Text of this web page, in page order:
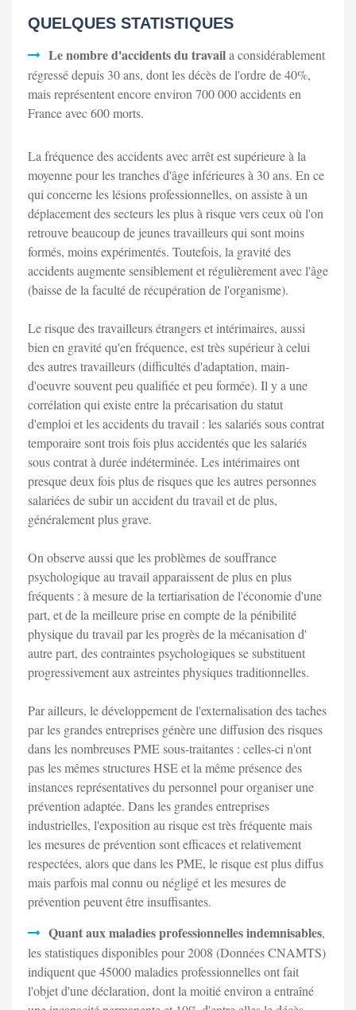
QUELQUES STATISTIQUES
Le nombre d'accidents du travaila considérablement
régressé depuis 30 ans, dont les décès de l'ordre de 40%,
mais représentent encore environ 700 000 accidents en
France avec 600 morts.
La fréquence des accidents avec arrêt est supérieure à la
moyenne pour les tranches d'âge inférieures à 30 ans. En ce
qui concerne les lésions professionnelles, on assiste à un
déplacement des secteurs les plus à risque vers ceux où l'on
retrouve beaucoup de jeunes travailleurs qui sont moins
formés, moins expérimentés. Toutefois, la gravité des
accidents augmente sensiblement et régulièrement avec l'âge
(baisse de la faculté de récupération de l'organisme).
Le risque des travailleurs étrangers et intérimaires, aussi
bien en gravité qu'en fréquence, est très supérieur à celui
des autres travailleurs (difficultés d'adaptation, main-
d'oeuvre souvent peu qualifiée et peu formée). Il y a une
corrélation qui existe entre la précarisation du statut
d'emploi et les accidents du travail : les salariés sous contrat
temporaire sont trois fois plus accidentés que les salariés
sous contrat à durée indéterminée. Les intérimaires ont
presque deux fois plus de risques que les autres personnes
salariées de subir un accident du travail et de plus,
généralement plus grave.
On observe aussi que les problèmes de souffrance
psychologique au travail apparaissent de plus en plus
fréquents : à mesure de la tertiarisation de l'économie d'une
part, et de la meilleure prise en compte de la pénibilité
physique du travail par les progrès de la mécanisation d'
autre part, des contraintes psychologiques se substituent
progressivement aux astreintes physiques traditionnelles.
Par ailleurs, le développement de l'externalisation des taches
par les grandes entreprises génère une diffusion des risques
dans les nombreuses PME sous-traitantes : celles-ci n'ont
pas les mêmes structures HSE et la même présence des
instances représentatives du personnel pour organiser une
prévention adaptée. Dans les grandes entreprises
industrielles, l'exposition au risque est très fréquente mais
les mesures de prévention sont efficaces et relativement
respectées, alors que dans les PME, le risque est plus diffus
mais parfois mal connu ou négligé et les mesures de
prévention peuvent être insuffisantes.
Quant aux maladies professionnelles indemnisables,
les statistiques disponibles pour 2008 (Données CNAMTS)
indiquent que 45000 maladies professionnelles ont fait
l'objet d'une déclaration, dont la moitié environ a entraîné